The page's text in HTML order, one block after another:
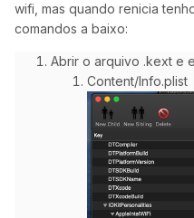
wifi, mas quando renicia
comandos a baixo:
Abrir o arquivo .kext e
Content/Info.plist